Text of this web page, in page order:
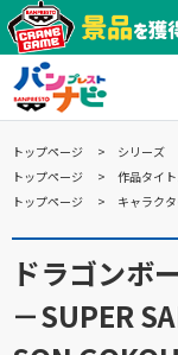
トップページ シリーズ
トップページ
作品タイ
トップページ
キャラク
ドラゴンボ
－SUPER